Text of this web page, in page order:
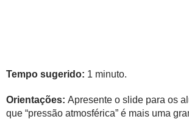
Tempo sugerido: 1 minuto.
Orientações: Apresente o slide para os
que “pressão atmosférica” é mais uma